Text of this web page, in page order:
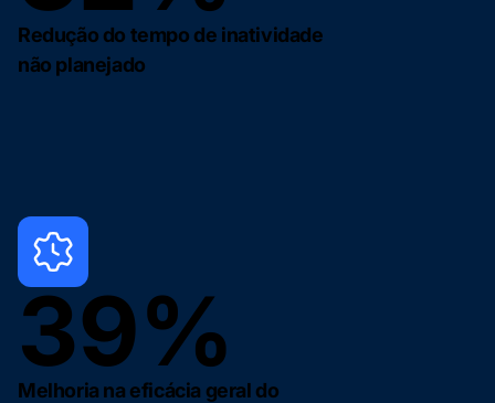
Redução do tempo de inatividade
não planejado
39%
Melhoria na eficácia geral do